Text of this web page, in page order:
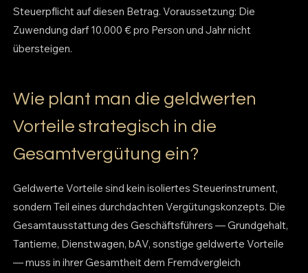
Steuerpflicht auf diesen Betrag. Voraussetzung: Die
Zuwendung darf 10.000 € pro Person und Jahr nicht
übersteigen.
Wie plant man die geldwerten
Vorteile strategisch in die
Gesamtvergütung ein?
Geldwerte Vorteile sind kein isoliertes Steuerinstrument,
sondern Teil eines durchdachten Vergütungskonzepts. Die
Gesamtausstattung des Geschäftsführers — Grundgehalt,
Tantieme, Dienstwagen, bAV, sonstige geldwerte Vorteile
— muss in ihrer Gesamtheit dem Fremdvergleich